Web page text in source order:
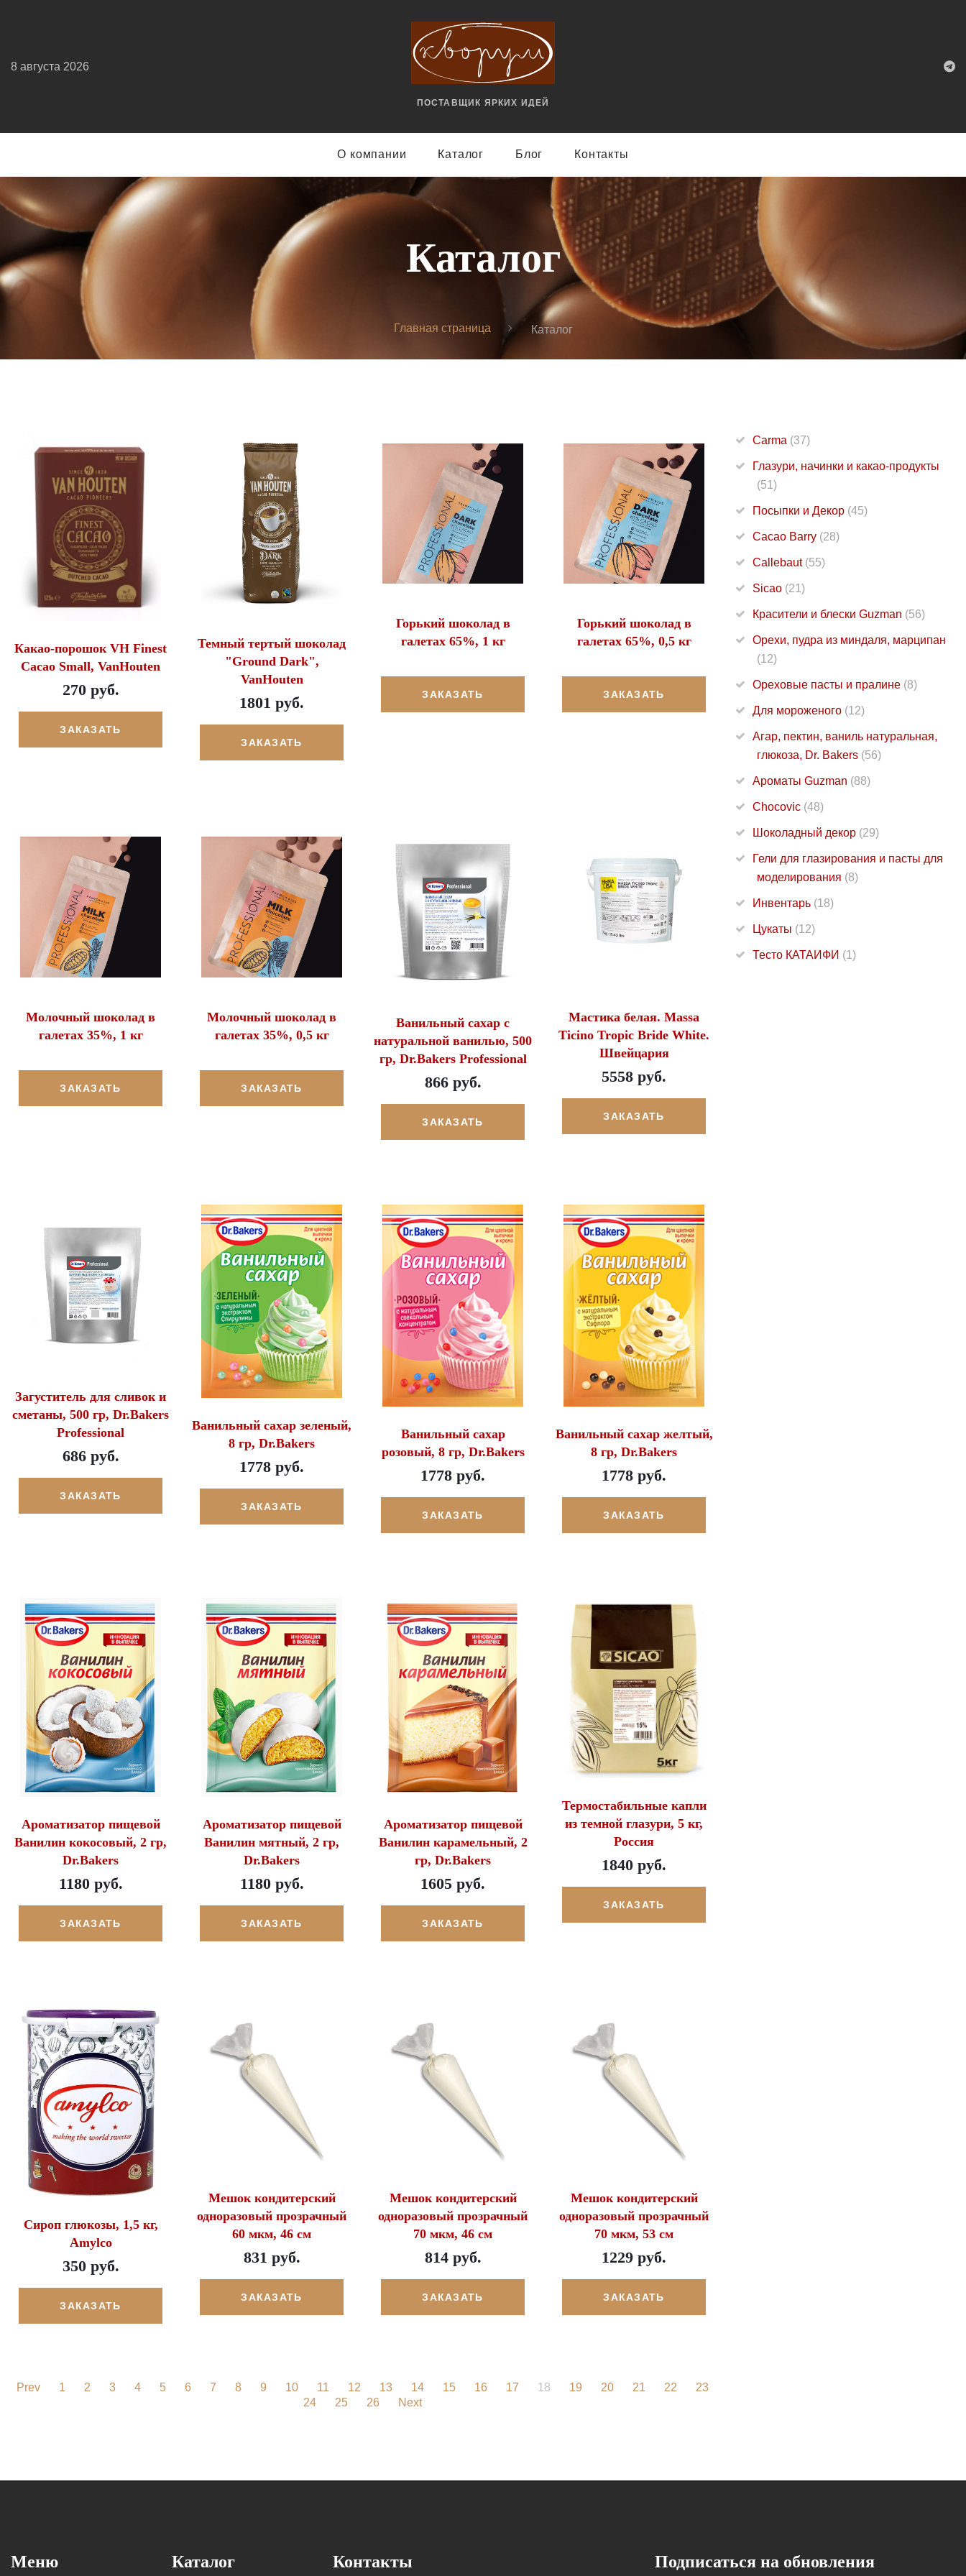
ПОСТАВЩИК ЯРКИX ИДЕЙ
8 августа 2026
О компании Каталог Блог Контакты
Каталог
Главная страница Каталог
Какао-порошок VH Finest
Cacao Small, VanHouten
270 руб.
ЗАКАЗАТЬ
Темный тертый шоколад
"Ground Dark",
VanHouten
1801 руб.
ЗАКАЗАТЬ
Горький шоколад в
галетах 65%, 1 кг
ЗАКАЗАТЬ
Горький шоколад в
галетах 65%, 0,5 кг
ЗАКАЗАТЬ
Молочный шоколад в
галетах 35%, 1 кг
ЗАКАЗАТЬ
Молочный шоколад в
галетах 35%, 0,5 кг
ЗАКАЗАТЬ
Ванильный сахар с
натуральной ванилью, 500
гр, Dr.Bakers Professional
866 руб.
ЗАКАЗАТЬ
Мастика белая. Massa
Ticino Tropic Bride White.
Швейцария
5558 руб.
ЗАКАЗАТЬ
Загуститель для сливок и
сметаны, 500 гр, Dr.Bakers
Professional
686 руб.
ЗАКАЗАТЬ
Ванильный сахар зеленый,
8 гр, Dr.Bakers
1778 руб.
ЗАКАЗАТЬ
Ванильный сахар
розовый, 8 гр, Dr.Bakers
1778 руб.
ЗАКАЗАТЬ
Ванильный сахар желтый,
8 гр, Dr.Bakers
1778 руб.
ЗАКАЗАТЬ
Ароматизатор пищевой
Ванилин кокосовый, 2 гр,
Dr.Bakers
1180 руб.
ЗАКАЗАТЬ
Ароматизатор пищевой
Ванилин мятный, 2 гр,
Dr.Bakers
1180 руб.
ЗАКАЗАТЬ
Ароматизатор пищевой
Ванилин карамельный, 2
гр, Dr.Bakers
1605 руб.
ЗАКАЗАТЬ
Термостабильные капли
из темной глазури, 5 кг,
Россия
1840 руб.
ЗАКАЗАТЬ
Сироп глюкозы, 1,5 кг,
Amylco
350 руб.
ЗАКАЗАТЬ
Мешок кондитерский
одноразовый прозрачный
60 мкм, 46 см
831 руб.
ЗАКАЗАТЬ
Мешок кондитерский
одноразовый прозрачный
70 мкм, 46 см
814 руб.
ЗАКАЗАТЬ
Мешок кондитерский
одноразовый прозрачный
70 мкм, 53 см
1229 руб.
ЗАКАЗАТЬ
Prev 1 2 3 4 5 6 7 8 9 10 11 12 13 14 15 16 17 18 19 20 21 22
23
24
25 26 Next
Carma (37)
Глазури, начинки и какао-продукты
(51)
Посыпки и Декор (45)
Cacao Barry (28)
Callebaut (55)
Sicao (21)
Красители и блески Guzman (56)
Орехи, пудра из миндаля, марципан
(12)
Ореховые пасты и пралине (8)
Для мороженого (12)
Агар, пектин, ваниль натуральная,
глюкоза, Dr. Bakers (56)
Ароматы Guzman (88)
Chocovic (48)
Шоколадный декор (29)
Гели для глазирования и пасты для
моделирования (8)
Инвентарь (18)
Цукаты (12)
Тесто КАТАИФИ (1)
Меню Каталог Контакты Подписаться на обновления